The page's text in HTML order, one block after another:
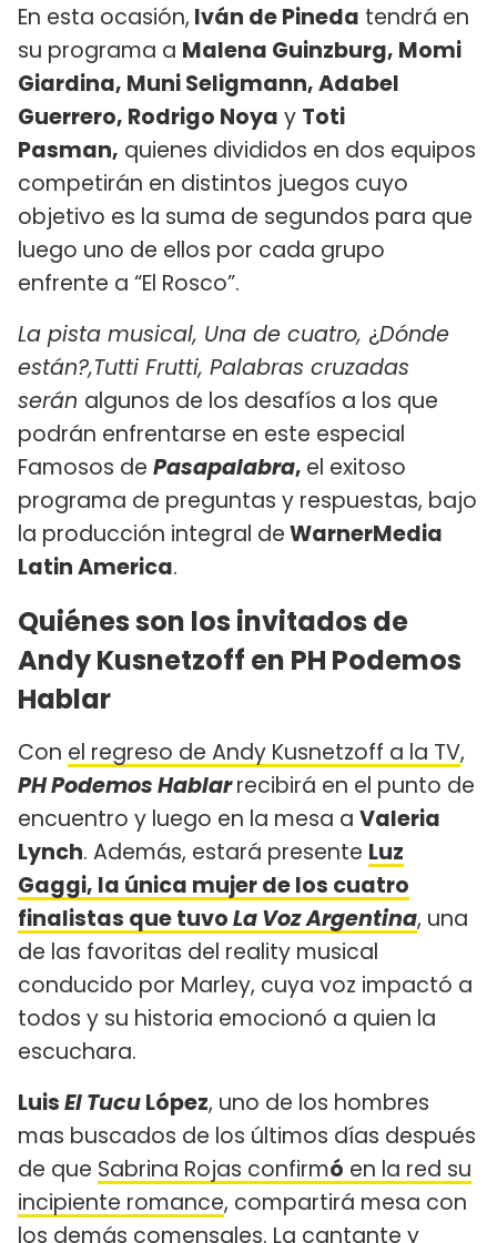
En esta ocasión, Iván de Pineda tendrá en
su programa a Malena Guinzburg, Momi
Giardina, Muni Seligmann, Adabel
Guerrero, Rodrigo Noya y Toti
Pasman, quienes divididos en dos equipos
competirán en distintos juegos cuyo
objetivo es la suma de segundos para que
luego uno de ellos por cada grupo
enfrente a “El Rosco”.
La pista musical, Una de cuatro, ¿Dónde
están?,Tutti Frutti, Palabras cruzadas
serán algunos de los desafíos a los que
podrán enfrentarse en este especial
Famosos de Pasapalabra, el exitoso
programa de preguntas y respuestas, bajo
la producción integral deWarnerMedia
Latin America.
Quiénes son los invitados de
Andy Kusnetzoff en PH Podemos
Hablar
Con el regreso de Andy Kusnetzoff a la TV,
PH Podemos Hablarrecibirá en el punto de
encuentro y luego en la mesa a Valeria
Lynch. Además, estará presente Luz
Gaggi, la única mujer de los cuatro
finalistas que tuvoLa Voz Argentina, una
de las favoritas del reality musical
conducido por Marley, cuya voz impactó a
todos y su historia emocionó a quien la
escuchara.
LuisEl TucuLópez, uno de los hombres
mas buscados de los últimos días después
de que Sabrina Rojas confirmó en la red su
incipiente romance, compartirá mesa con
los demás comensales. La cantante y